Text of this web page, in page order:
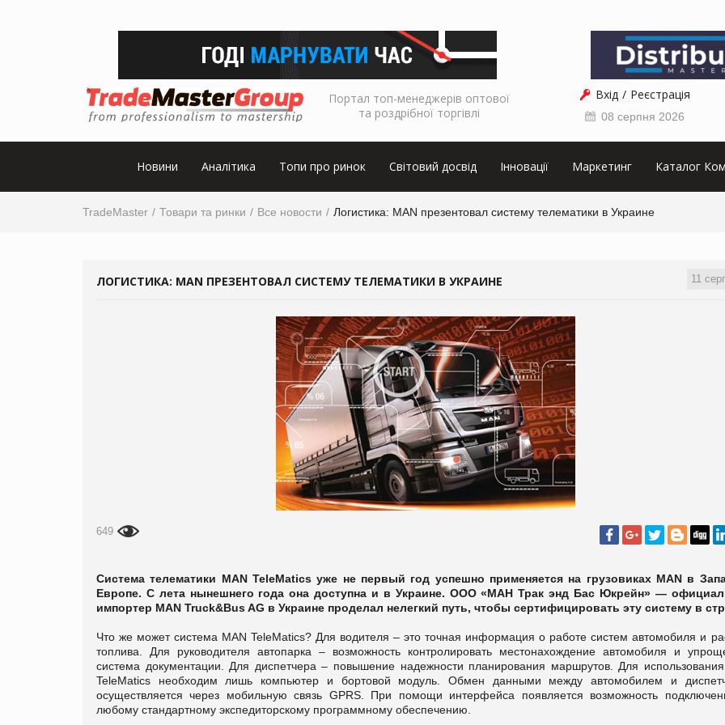
Портал топ-менеджерів оптової
та роздрібної торгівлі
Вхід Реєстрація
08 серпня 2026
Новини Аналітика Топи про ринок Світовий досвід Інновації Маркетинг Каталог
TradeMaster Товари та ринки Все новости Логистика: MAN презентовал систему телематики в Украине
11
ЛОГИСТИКА: MAN ПРЕЗЕНТОВАЛ СИСТЕМУ ТЕЛЕМАТИКИ В УКРАИНЕ
649
Система телематики MAN TeleMatics уже не первый год успешно применяется на грузовиках MAN в
Европе. С лета нынешнего года она доступна и в Украине. ООО «МАН Трак энд Бас Юкрейн» —
импортер MAN Truck&Bus AG в Украине проделал нелегкий путь, чтобы сертифицировать эту систему в
Что же может система MAN TeleMatics? Для водителя – это точная информация о работе систем автомобиля и
топлива. Для руководителя автопарка – возможность контролировать местонахождение автомобиля и
система документации. Для диспетчера – повышение надежности планирования маршрутов. Для
TeleMatics необходим лишь компьютер и бортовой модуль. Обмен данными между автомобилем и
осуществляется через мобильную связь GPRS. При помощи интерфейса появляется возможность
любому стандартному экспедиторскому программному обеспечению.